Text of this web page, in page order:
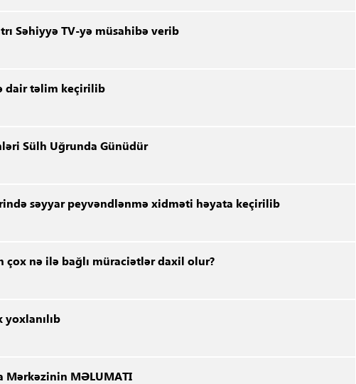
Səhiyyə TV-yə müsahibə verib
dair təlim keçirilib
Sülh Uğrunda Günüdür
səyyar peyvəndlənmə xidməti həyata keçirilib
çox nə ilə bağlı müraciətlər daxil olur?
yoxlanılıb
Mərkəzinin MƏLUMATI